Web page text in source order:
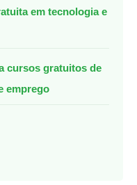
em tecnologia e
cursos gratuitos de
emprego